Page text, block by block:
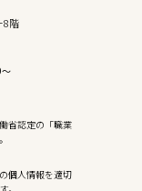
8階
省認定の「職業
個人情報を適切